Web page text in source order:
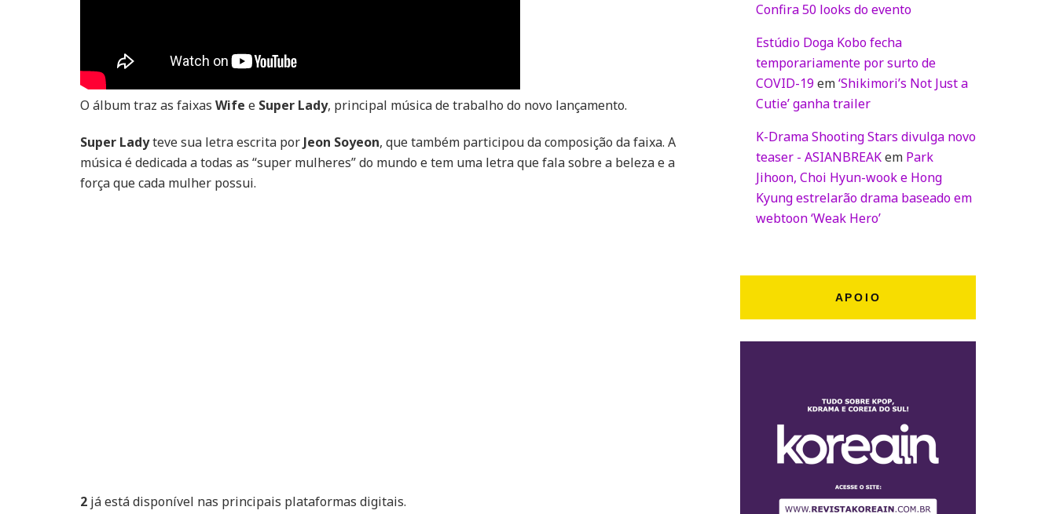
O álbum traz as faixas Wife e Super Lady, principal música de trabalho do novo lançamento.
Super Ladyteve sua letra escrita por Jeon Soyeon, que também participou da composição da faixa. A
música é dedicada a todas as “super mulheres” do mundo e tem uma letra que fala sobre a beleza e a
força que cada mulher possui.
2 já está disponível nas principais plataformas digitais.
Confira 50 looks do evento
Estúdio Doga Kobo fecha
temporariamente por surto de
COVID-19em‘Shikimori’s Not Just a
Cutie’ ganha trailer
K-Drama Shooting Stars divulga novo
teaser - ASIANBREAKem Park
Jihoon, Choi Hyun-wook e Hong
Kyung estrelarão drama baseado em
webtoon ‘Weak Hero’
APOIO